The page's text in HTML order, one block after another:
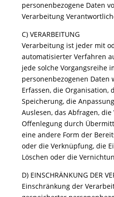
personenbezogene Daten
Verarbeitung
C) VERARBEITUNG
Verarbeitung ist jeder mit
automatisierter Verfahren
jede solche Vorgangsreihe
personenbezogenen Daten
Erfassen, die Organisation,
Speicherung, die
Auslesen, das Abfragen,
Offenlegung durch
eine andere Form der
oder die Verknüpfung, die
Löschen oder die
D) EINSCHRÄNKUNG DER
Einschränkung der